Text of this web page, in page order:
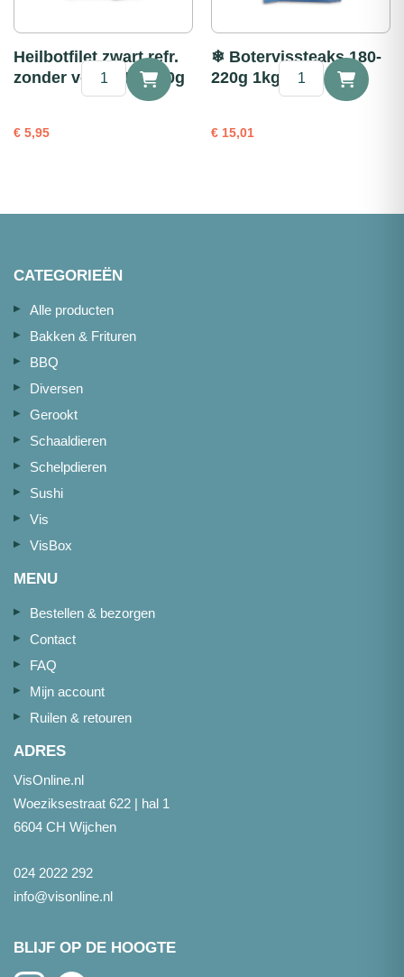
Heilbotfilet zwart refr.
zonder vel portie 180g
€ 5,95
Heilbotfilet
zwart
❄ Botervissteaks 180-
220g 1kg
€ 15,01
Botervissteaks
CATEGORIEËN
Alle producten
Bakken & Frituren
BBQ
Diversen
Gerookt
Schaaldieren
Schelpdieren
Sushi
Vis
VisBox
MENU
Bestellen & bezorgen
Contact
FAQ
Mijn account
Ruilen & retouren
ADRES
VisOnline.nl
Woeziksestraat 622 | hal 1
6604 CH Wijchen
024 2022 292
info@visonline.nl
BLIJF OP DE HOOGTE